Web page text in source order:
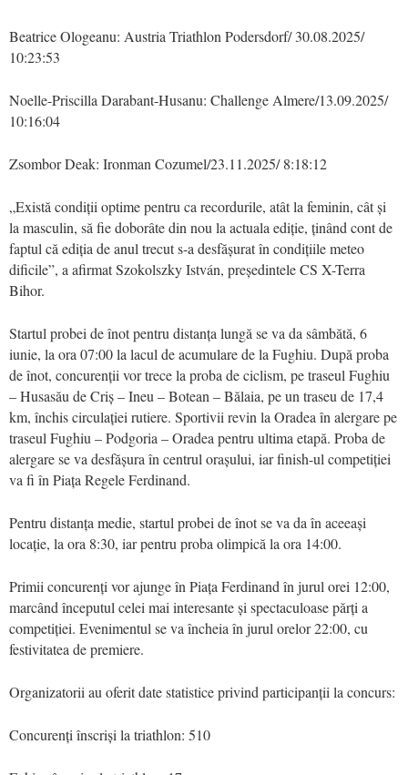
Beatrice Ologeanu: Austria Triathlon Podersdorf/ 30.08.2025/
10:23:53
Noelle-Priscilla Darabant-Husanu: Challenge Almere/13.09.2025/
10:16:04
Zsombor Deak: Ironman Cozumel/23.11.2025/ 8:18:12
„Există condiții optime pentru ca recordurile, atât la feminin, cât și
la masculin, să fie doborâte din nou la actuala ediție, ținând cont de
faptul că ediția de anul trecut s-a desfășurat în condițiile meteo
dificile”, a afirmat Szokolszky István, președintele CS X-Terra
Bihor.
Startul probei de înot pentru distanța lungă se va da sâmbătă, 6
iunie, la ora 07:00 la lacul de acumulare de la Fughiu. După proba
de înot, concurenții vor trece la proba de ciclism, pe traseul Fughiu
– Husasău de Criș – Ineu – Botean – Bălaia, pe un traseu de 17,4
km, închis circulației rutiere. Sportivii revin la Oradea în alergare pe
traseul Fughiu – Podgoria – Oradea pentru ultima etapă. Proba de
alergare se va desfășura în centrul orașului, iar finish-ul competiției
va fi în Piața Regele Ferdinand.
Pentru distanța medie, startul probei de înot se va da în aceeași
locație, la ora 8:30, iar pentru proba olimpică la ora 14:00.
Primii concurenți vor ajunge în Piața Ferdinand în jurul orei 12:00,
marcând începutul celei mai interesante și spectaculoase părți a
competiției. Evenimentul se va încheia în jurul orelor 22:00, cu
festivitatea de premiere.
Organizatorii au oferit date statistice privind participanții la concurs:
Concurenți înscriși la triathlon: 510